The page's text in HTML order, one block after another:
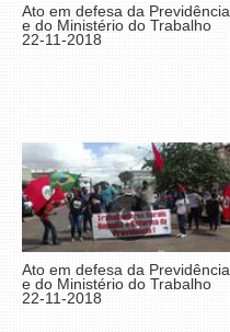
Ato em defesa da Previdência
e do Ministério do Trabalho
22-11-2018
Ato em defesa da Previdência
e do Ministério do Trabalho
22-11-2018